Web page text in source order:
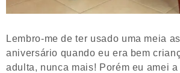
Lembro-me de ter usado uma meia
aniversário quando eu era bem
adulta, nunca mais! Porém eu amei